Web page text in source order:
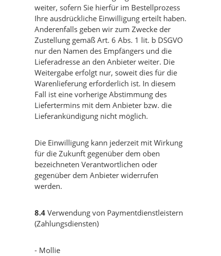
weiter, sofern Sie hierfür im Bestellprozess
Ihre ausdrückliche Einwilligung erteilt haben.
Anderenfalls geben wir zum Zwecke der
Zustellung gemäß Art. 6 Abs. 1 lit. b DSGVO
nur den Namen des Empfängers und die
Lieferadresse an den Anbieter weiter. Die
Weitergabe erfolgt nur, soweit dies für die
Warenlieferung erforderlich ist. In diesem
Fall ist eine vorherige Abstimmung des
Liefertermins mit dem Anbieter bzw. die
Lieferankündigung nicht möglich.
Die Einwilligung kann jederzeit mit Wirkung
für die Zukunft gegenüber dem oben
bezeichneten Verantwortlichen oder
gegenüber dem Anbieter widerrufen
werden.
8.4 Verwendung von Paymentdienstleistern
(Zahlungsdiensten)
- Mollie